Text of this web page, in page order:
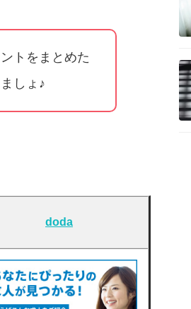
トをまとめた
しょ♪
doda